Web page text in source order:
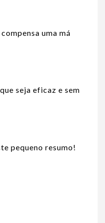
uma má
seja eficaz e sem
pequeno resumo!